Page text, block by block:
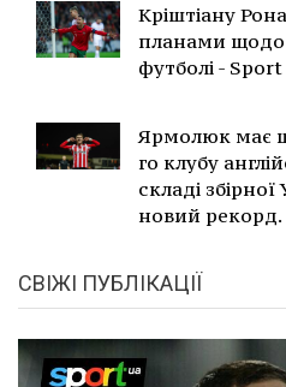
Кріштіану
планами щодо
футболі -
Ярмолюк має
го клубу
складі
новий рекорд.
СВІЖІ ПУБЛІКАЦІЇ